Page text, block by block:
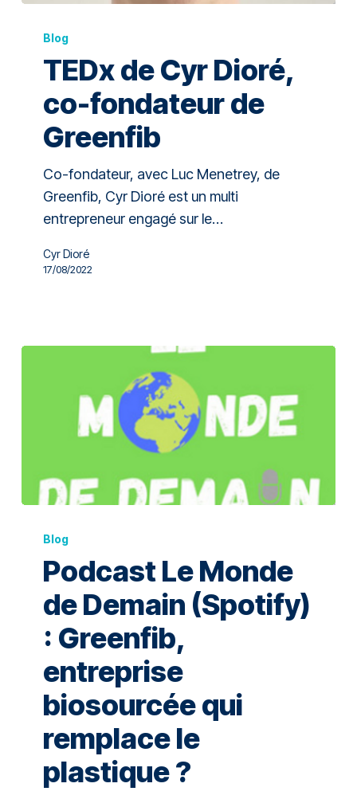
Blog
TEDx de Cyr Dioré,
co-fondateur de
Greenfib
Co-fondateur, avec Luc Menetrey, de
Greenfib, Cyr Dioré est un multi
entrepreneur engagé sur le…
Cyr Dioré
17/08/2022
Blog
Podcast Le Monde
de Demain (Spotify)
: Greenfib,
entreprise
biosourcée qui
remplace le
plastique ?